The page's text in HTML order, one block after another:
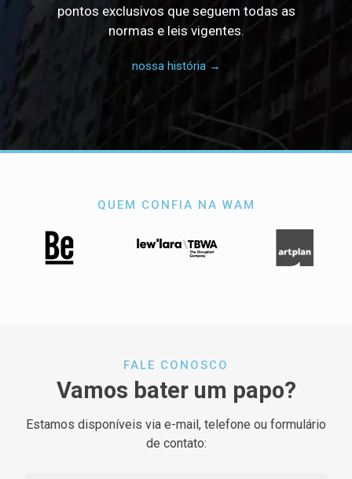
pontos exclusivos que seguem todas as
normas e leis vigentes.
nossa história →
QUEM CONFIA NA WAM
FALE CONOSCO
Vamos bater um papo?
Estamos disponíveis via e-mail, telefone ou formulário
de contato: